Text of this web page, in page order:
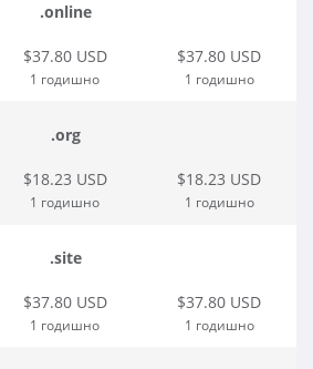
.online
$37.80 USD
1 годишно
$37.80 USD
1 годишно
.org
$18.23 USD
1 годишно
$18.23 USD
1 годишно
.site
$37.80 USD
1 годишно
$37.80 USD
1 годишно